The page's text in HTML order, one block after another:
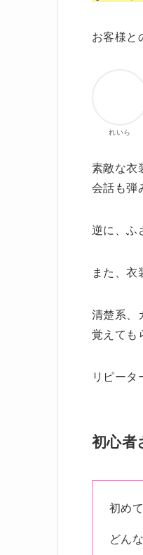
お客様と
れいら
素敵な衣
会話も弾
逆に、ふ
また、衣
清楚系、
覚えても
リピータ
初心者
初め
どん